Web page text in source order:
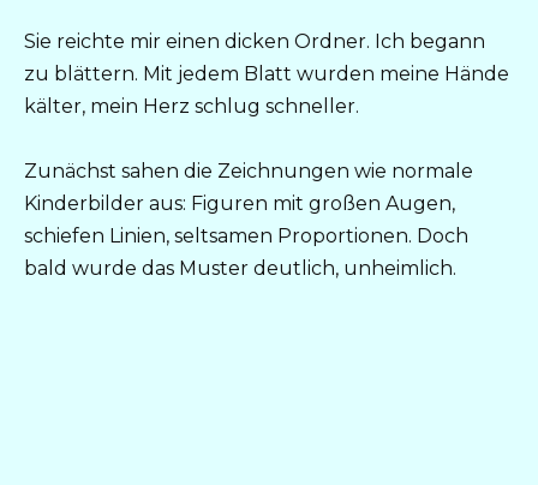
Sie reichte mir einen dicken Ordner. Ich begann
zu blättern. Mit jedem Blatt wurden meine Hände
kälter, mein Herz schlug schneller.
Zunächst sahen die Zeichnungen wie normale
Kinderbilder aus: Figuren mit großen Augen,
schiefen Linien, seltsamen Proportionen. Doch
bald wurde das Muster deutlich, unheimlich.